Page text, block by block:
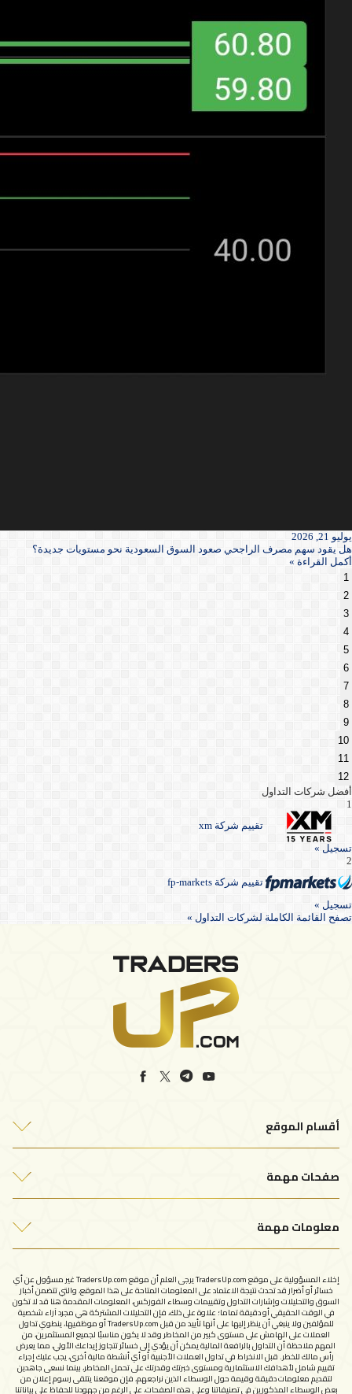
يوليو 21, 2026
هل يقود سهم مصرف الراجحي صعود السوق السعودية نحو مستويات جديدة؟
أكمل القراءة »
1
2
3
4
5
6
7
8
9
10
11
12
أفضل شركات التداول
1
تقييم شركة xm
تسجيل »
2
تقييم شركة fp-markets
تسجيل »
تصفح القائمة الكاملة لشركات التداول »
أقسام الموقع
التحليلات الفنية
صفحات مهمة
اتصل بنا
معلومات مهمة
شروط الاستخدام
إخلاء المسؤولية على موقع TradersUp.com يرجى العلم أن موقع TradersUp.com غير مسؤول عن أي
خسائر أو أضرار قد تحدث نتيجة الاعتماد على المعلومات المتاحة على هذا الموقع، والتي تتضمن أخبار
السوق والتحليلات وإشارات التداول وتقييمات وسطاء الفوركس، المعلومات المقدمة هنا قد لا تكون
في الوقت الحقيقي أو دقيقة تماما؛ علاوة على ذلك، فإن التحليلات المشتركة هي مجرد آراء شخصية
للمؤلفين ولا ينبغي أن ينظر إليها على أنها تأييد من قبل TradersUp.com أو موظفيها، ينطوي تداول
العملات على الهامش على مستوى كبير من المخاطر وقد لا يكون مناسبًا لجميع المستثمرين، من
المهم ملاحظة أن التداول بالرافعة المالية يمكن أن يؤدي إلى خسائر تتجاوز إيداعك الأولي، مما يعرض
رأس مالك للخطر. قبل الانخراط في تداول العملات الأجنبية أو أي أنشطة مالية أخرى، يجب عليك إجراء
تقييم شامل لأهدافك الاستثمارية ومستوى خبرتك وقدرتك على تحمل المخاطر، بينما نسعى جاهدين
لتقديم معلومات دقيقة وقيمة حول الوسطاء الذين نراجعهم، فإن موقعنا يتلقى رسوم إعلان من
بعض الوسطاء المذكورين في تصنيفاتنا وعلى هذه الصفحات، على الرغم من جهودنا للحفاظ على بياناتنا